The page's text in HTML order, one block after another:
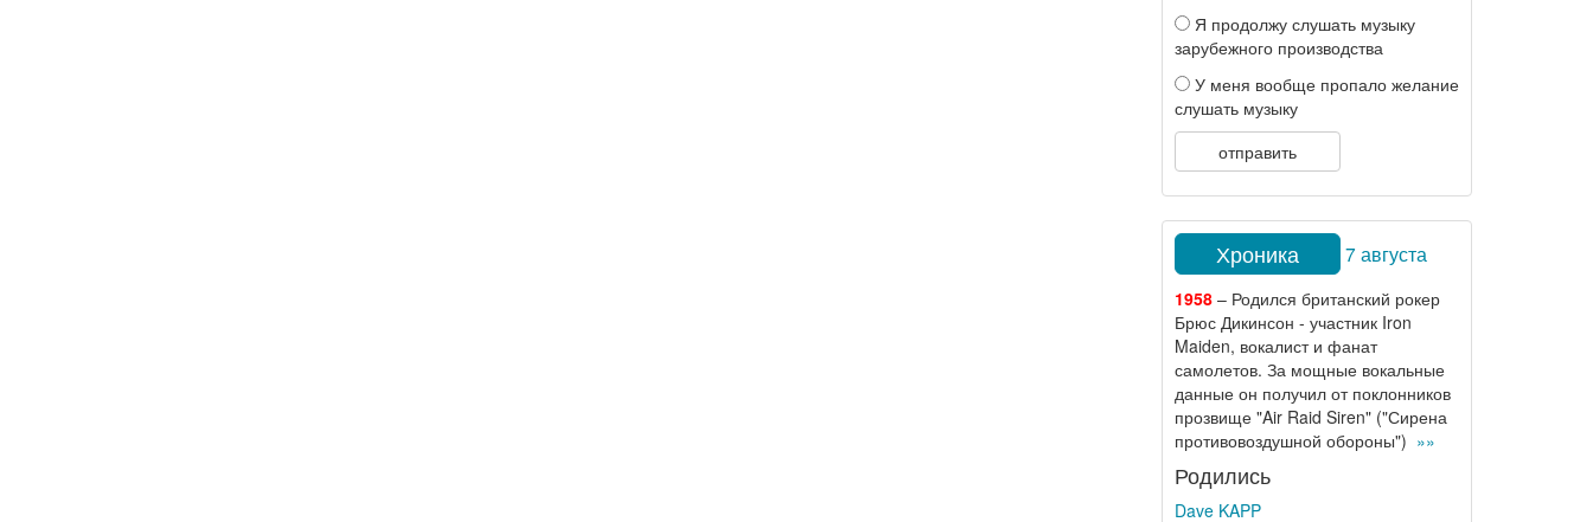
Я продолжу слушать музыку
зарубежного производства
У меня вообще пропало желание
слушать музыку
отправить
Хроника 7 августа
1958– Родился британский рокер
Брюс Дикинсон - участник Iron
Maiden, вокалист и фанат
самолетов. За мощные вокальные
данные он получил от поклонников
прозвище "Air Raid Siren" ("Сирена
противовоздушной обороны") »»
Родились
Dave KAPP